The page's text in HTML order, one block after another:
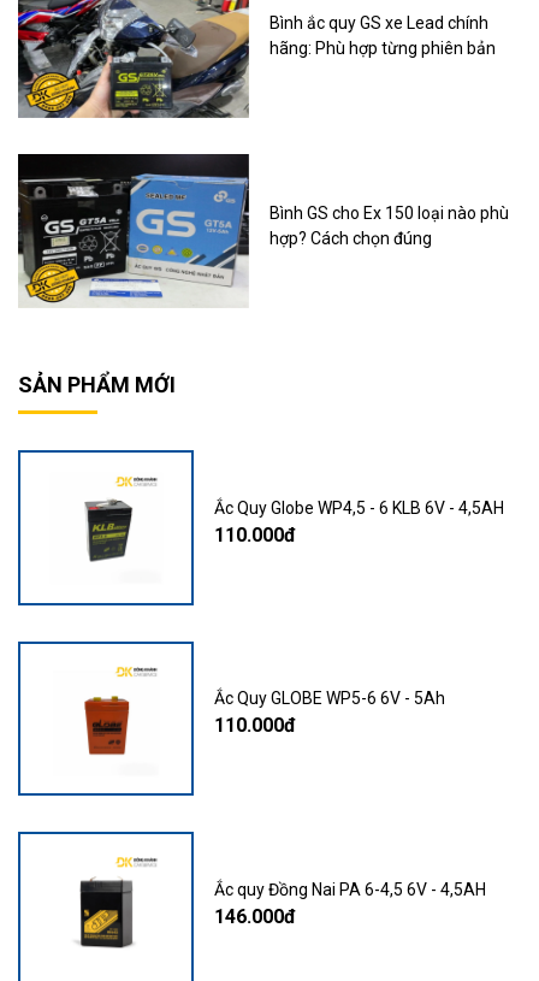
Bình ắc quy GS xe Lead chính
hãng: Phù hợp từng phiên bản
Bình GS cho Ex 150 loại nào phù
hợp? Cách chọn đúng
SẢN PHẨM MỚI
Ắc Quy Globe WP4,5 - 6 KLB 6V - 4,5AH
110.000đ
Ắc Quy GLOBE WP5-6 6V - 5Ah
110.000đ
Ắc quy Đồng Nai PA 6-4,5 6V - 4,5AH
146.000đ